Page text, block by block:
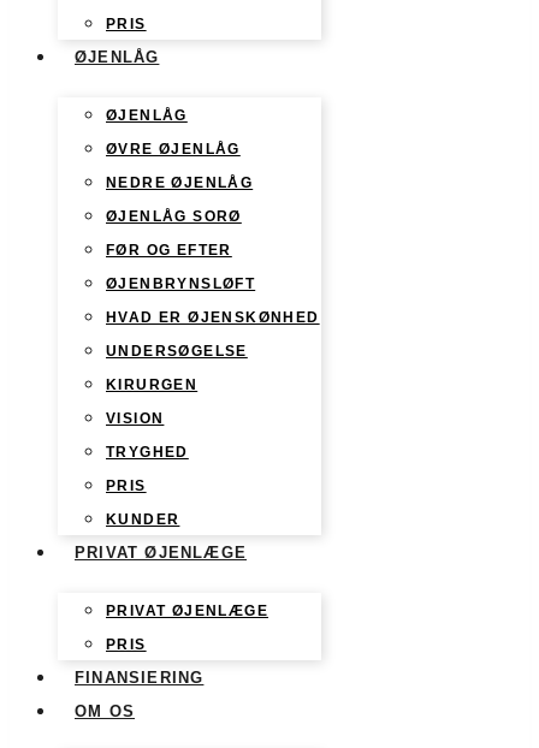
PRIS
ØJENLÅG
ØJENLÅG
ØVRE ØJENLÅG
NEDRE ØJENLÅG
ØJENLÅG SORØ
FØR OG EFTER
ØJENBRYNSLØFT
HVAD ER ØJENSKØNHED
UNDERSØGELSE
KIRURGEN
VISION
TRYGHED
PRIS
KUNDER
PRIVAT ØJENLÆGE
PRIVAT ØJENLÆGE
PRIS
FINANSIERING
OM OS